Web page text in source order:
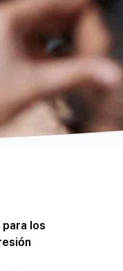
para los